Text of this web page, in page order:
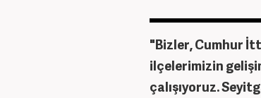
"Bizler, Cumhur
ilçelerimizin
çalışıyoruz.